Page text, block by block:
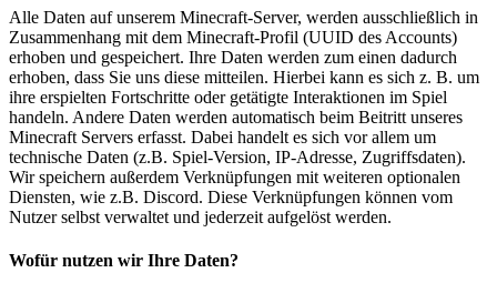
Alle Daten auf unserem Minecraft-Server, werden ausschließlich in
Zusammenhang mit dem Minecraft-Profil (UUID des Accounts)
erhoben und gespeichert. Ihre Daten werden zum einen dadurch
erhoben, dass Sie uns diese mitteilen. Hierbei kann es sich z. B. um
ihre erspielten Fortschritte oder getätigte Interaktionen im Spiel
handeln. Andere Daten werden automatisch beim Beitritt unseres
Minecraft Servers erfasst. Dabei handelt es sich vor allem um
technische Daten (z.B. Spiel-Version, IP-Adresse, Zugriffsdaten).
Wir speichern außerdem Verknüpfungen mit weiteren optionalen
Diensten, wie z.B. Discord. Diese Verknüpfungen können vom
Nutzer selbst verwaltet und jederzeit aufgelöst werden.
Wofür nutzen wir Ihre Daten?